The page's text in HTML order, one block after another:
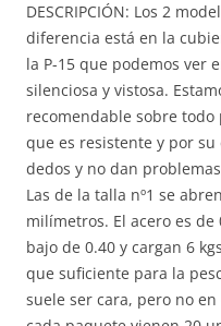
DESCRIPCIÓN: Los 2
diferencia está en la
la P-15 que podemos ver
silenciosa y vistosa.
recomendable sobre
que es resistente y por
dedos y no dan
Las de la talla nº1 se
milímetros. El acero es
bajo de 0.40 y cargan 6
que suficiente para la
suele ser cara, pero no